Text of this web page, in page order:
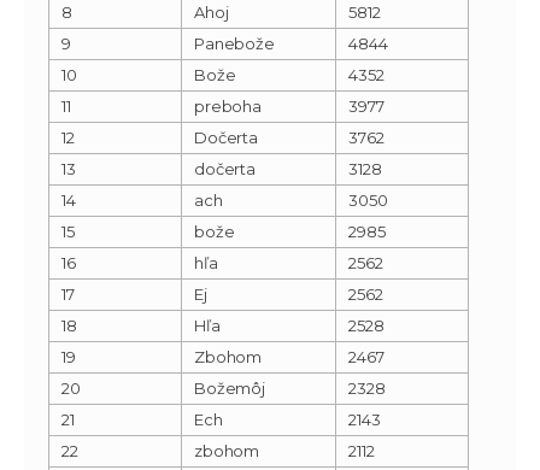
8
Ahoj
5812
9
Panebože
4844
10
Bože
4352
11
preboha
3977
12
Dočerta
3762
13
dočerta
3128
14
ach
3050
15
bože
2985
16
hľa
2562
17
Ej
2562
18
Hľa
2528
19
Zbohom
2467
20
Božemôj
2328
21
Ech
2143
22
zbohom
2112